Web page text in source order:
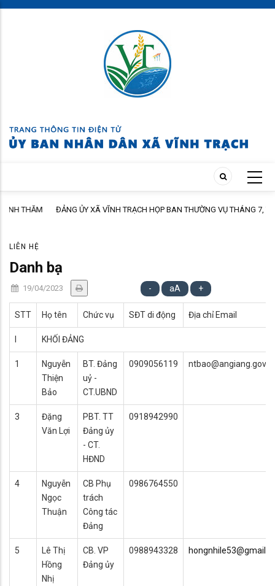
Skip
ĐẢNG ỦY XÃ VĨNH TRẠCH HỌP BAN THƯỜNG VỤ THÁNG 7, TRIỂN KHAI
LIÊN HỆ
Danh bạ
19/04/2023 - aA +
STT Họ tên Chức vụ SĐT di động Địa chỉ Email
KHỐI ĐẢNG
1
Nguyễn
Thiện
Bảo
BT. Đảng
uỷ -
CT.UBND
0909056119
3
Đặng
Văn Lợi
PBT. TT
Đảng ủy
- CT.
HĐND
0918942990
4
Nguyễn
Ngọc
Thuận
CB Phụ
trách
Công tác
Đảng
0986764550
5
Lê Thị
Hồng
Nhị
CB. VP
Đảng ủy
0988943328